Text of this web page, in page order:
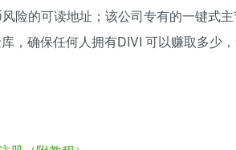
险的可读地址；该公司专有的一键式
，确保任何人拥有DIVI 可以赚取多少